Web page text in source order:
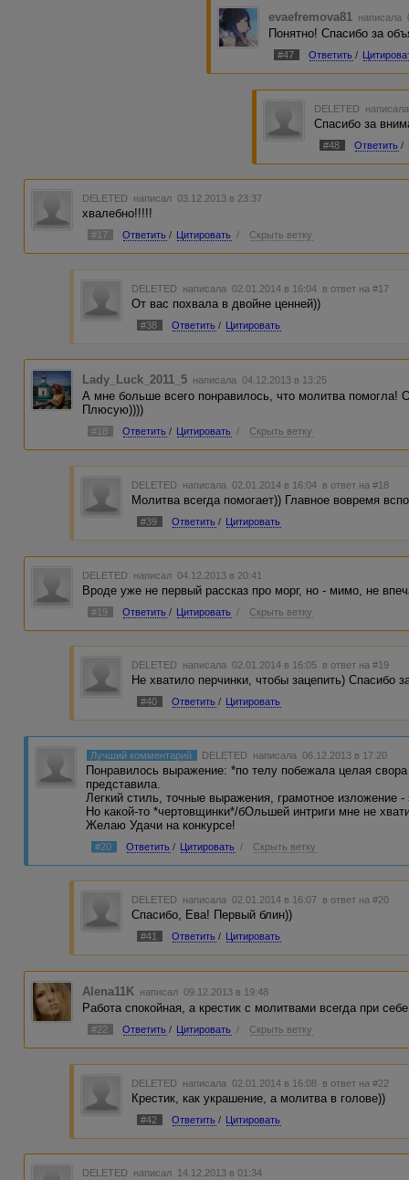
evaefremova81 написала
Понятно! Спасибо за
#47 Ответить /
DELETED
Спасибо за
#48 Ответить /
DELETED написал 03.12.2013 в 23:37
хвалебно!!!!!
#17 Ответить / Цитировать / Скрыть ветку
DELETED написала 02.01.2014 в 16:04 в ответ на #17
От вас похвала в двойне ценней))
#38 Ответить / Цитировать
Lady_Luck_2011_5 написала 04.12.2013 в 13:25
А мне больше всего понравилось, что молитва
Плюсую))))
#18 Ответить / Цитировать / Скрыть ветку
DELETED написала 02.01.2014 в 16:04 в ответ на #18
Молитва всегда помогает)) Главное вовремя
#39 Ответить / Цитировать
DELETED написал 04.12.2013 в 20:41
Вроде уже не первый рассказ про морг, но - мимо, не
#19 Ответить / Цитировать / Скрыть ветку
DELETED написала 02.01.2014 в 16:05 в ответ на #19
Не хватило перчинки, чтобы зацепить) Спасибо
#40 Ответить / Цитировать
Лучший комментарий DELETED написала 06.12.2013 в 17:20
Понравилось выражение: *по телу побежала целая
представила.
Легкий стиль, точные выражения, грамотное изложение
Но какой-то *чертовщинки*/бОльшей интриги мне не
Желаю Удачи на конкурсе!
#20 Ответить / Цитировать / Скрыть ветку
DELETED написала 02.01.2014 в 16:07 в ответ на #20
Спасибо, Ева! Первый блин))
#41 Ответить / Цитировать
Alena11K написал 09.12.2013 в 19:48
Работа спокойная, а крестик с молитвами всегда при
#22 Ответить / Цитировать / Скрыть ветку
DELETED написала 02.01.2014 в 16:08 в ответ на #22
Крестик, как украшение, а молитва в голове))
#42 Ответить / Цитировать
DELETED написал 14.12.2013 в 01:34